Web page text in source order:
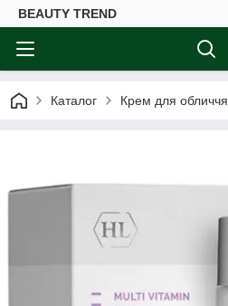
BEAUTY TREND
Каталог Крем для обличчя